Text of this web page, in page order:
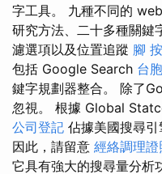
字工具。 九種不同的
研究方法、二十多種關鍵
濾選項以及位置追蹤 腳
包括 Google Search 台
鍵字規劃器整合。 除了
忽視。 根據 Global
公司登記 佔據美國搜尋引
因此，請留意 經絡調理證
它具有強大的搜尋量分